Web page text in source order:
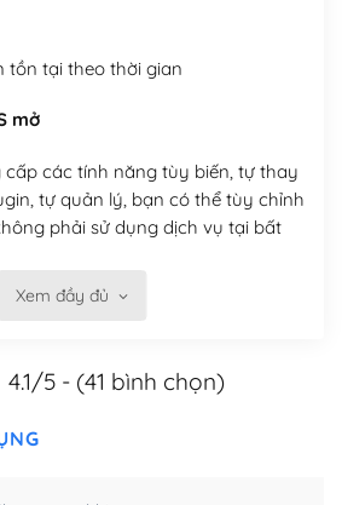
tồn tại theo thời gian
mở
các tính năng tùy biến, tự thay
tự quản lý, bạn có thể tùy chỉnh
phải sử dụng dịch vụ tại bất
ký một tên miền và hosting để
WordPress
cụ tìm kiếm
Xem đầy đủ
4.1/5 - (41 bình chọn)